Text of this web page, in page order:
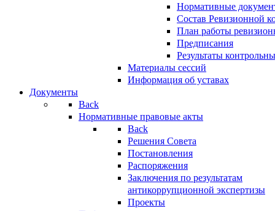
Нормативные
Состав Ревизионной
План работы
Предписания
Результаты
Материалы сессий
Информация об уставах
Документы
Back
Нормативные правовые акты
Back
Решения Совета
Постановления
Распоряжения
Заключения по результатам
антикоррупционной экспертизы
Проекты